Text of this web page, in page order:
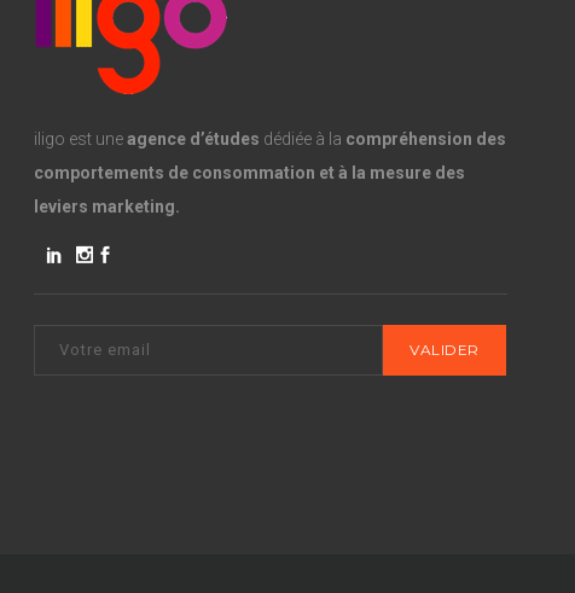
iligo est uneagence d’études dédiée à la compréhension des
comportements de consommation et à la mesure des
leviers marketing.